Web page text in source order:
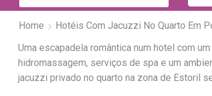
Home Hotéis Com Jacuzzi No Quarto Em
Uma escapadela romântica num hotel com
hidromassagem, serviços de spa e um
jacuzzi privado no quarto na zona de Estoril